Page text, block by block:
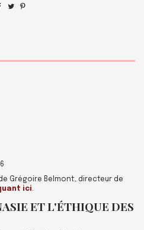
Grégoire Belmont, directeur de
ici .
ET L'ÉTHIQUE DES